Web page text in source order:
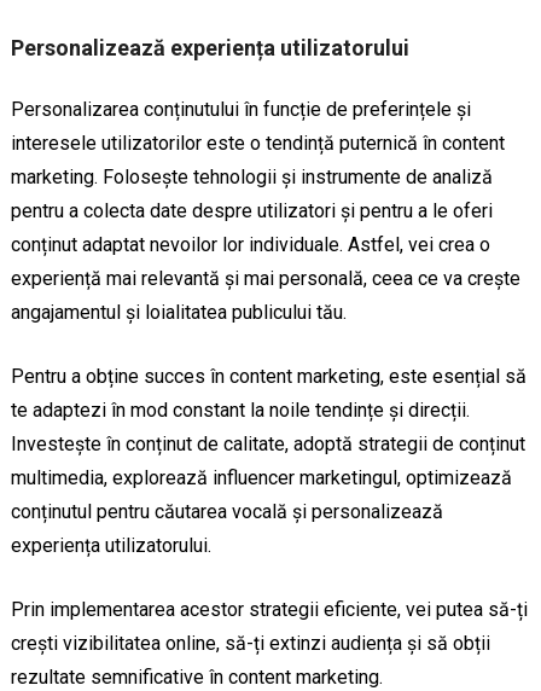
Personalizează experiența utilizatorului
Personalizarea conținutului în funcție de preferințele și
interesele utilizatorilor este o tendință puternică în content
marketing. Folosește tehnologii și instrumente de analiză
pentru a colecta date despre utilizatori și pentru a le oferi
conținut adaptat nevoilor lor individuale. Astfel, vei crea o
experiență mai relevantă și mai personală, ceea ce va crește
angajamentul și loialitatea publicului tău.
Pentru a obține succes în content marketing, este esențial să
te adaptezi în mod constant la noile tendințe și direcții.
Investește în conținut de calitate, adoptă strategii de conținut
multimedia, explorează influencer marketingul, optimizează
conținutul pentru căutarea vocală și personalizează
experiența utilizatorului.
Prin implementarea acestor strategii eficiente, vei putea să-ți
crești vizibilitatea online, să-ți extinzi audiența și să obții
rezultate semnificative în content marketing.